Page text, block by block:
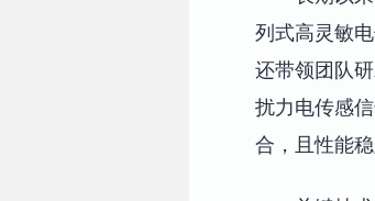
列式高灵敏
还带领团队
扰力电传感
合，且性能稳